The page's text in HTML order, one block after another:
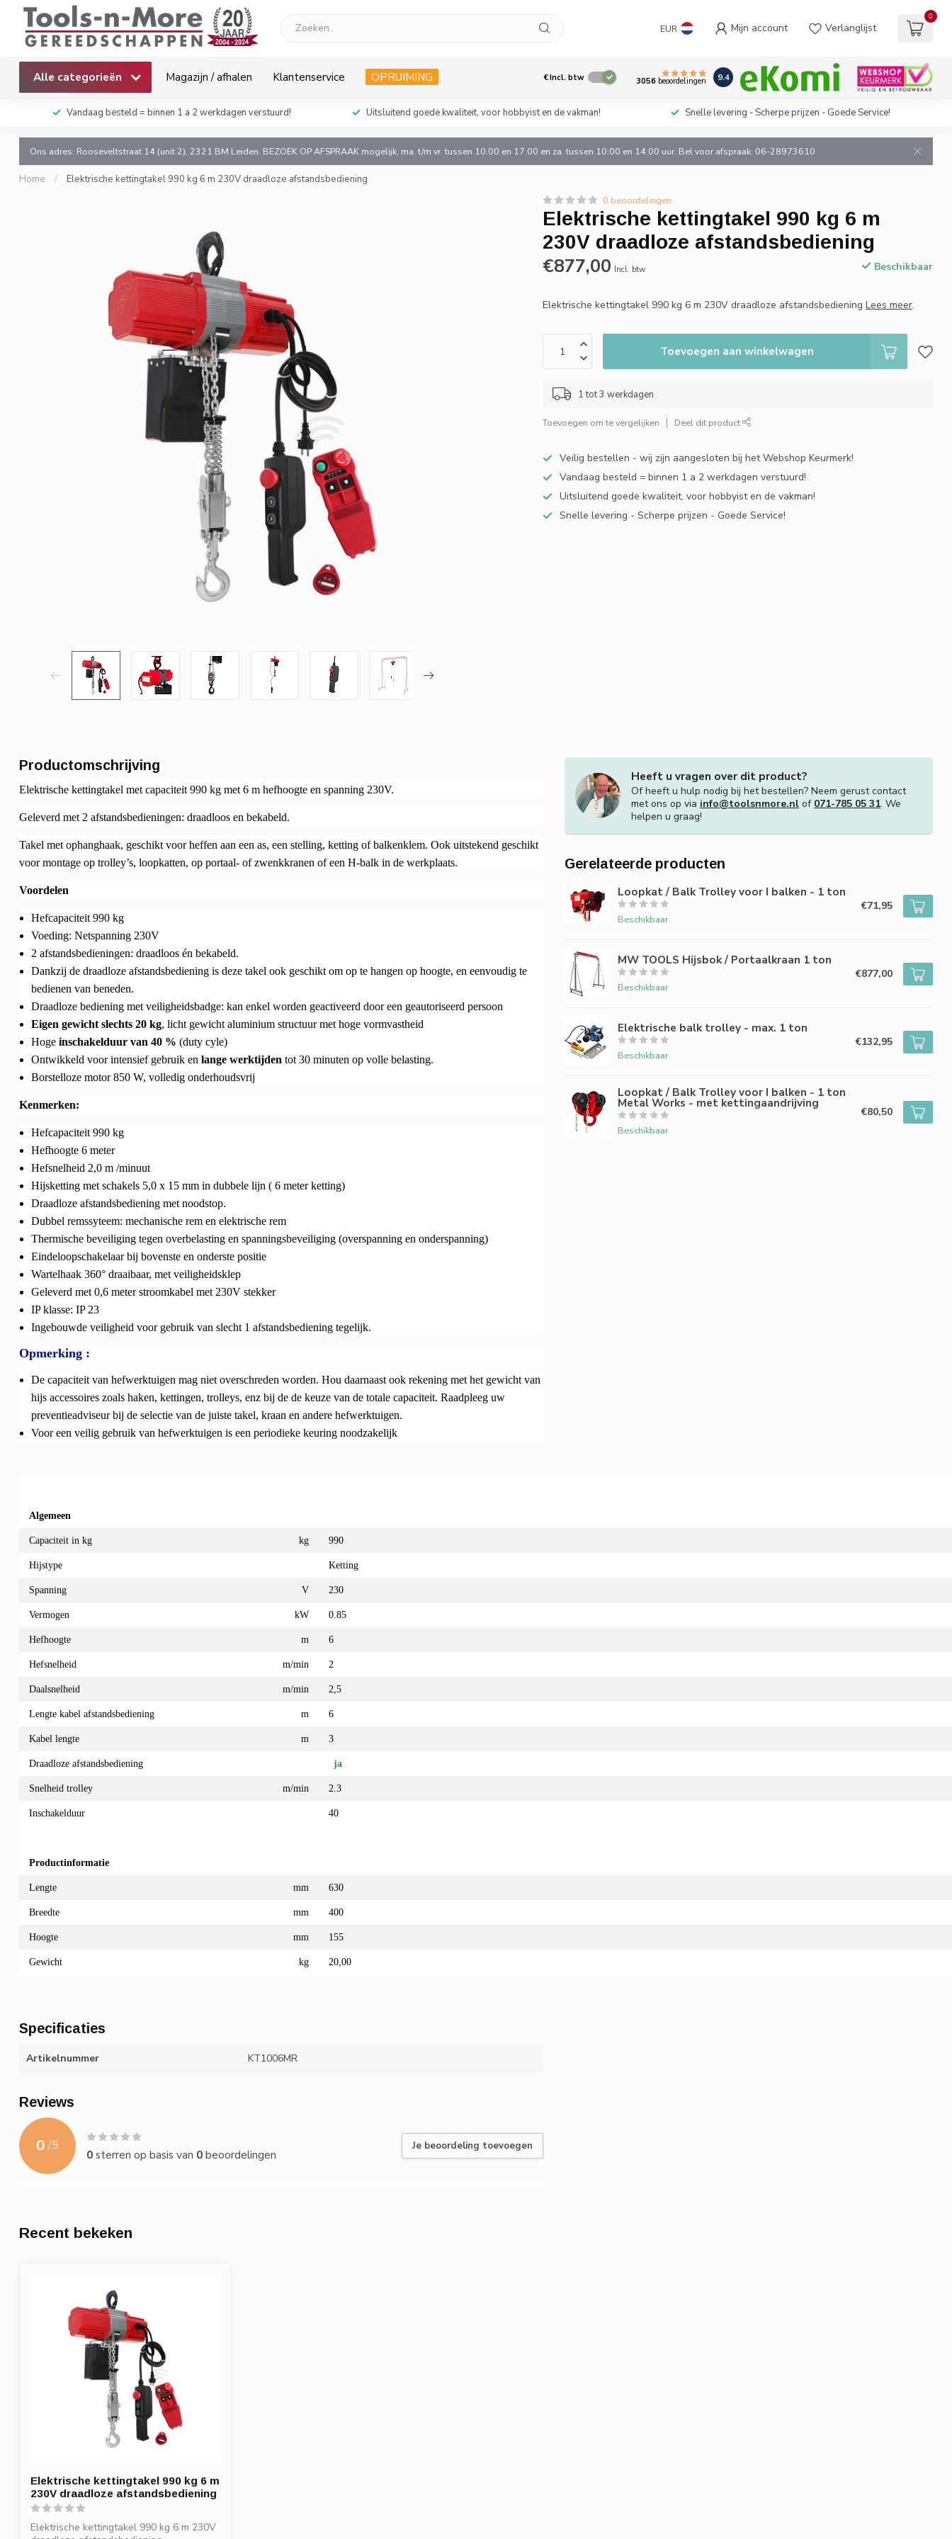
EUR Mijn account Verlanglijst
0
Alle categorieën Magazijn / afhalen Klantenservice OPRUIMING €Incl. btw 3056 beoordelingen 9.4
Vandaag besteld = binnen 1 a 2 werkdagen verstuurd! Uitsluitend goede kwaliteit, voor hobbyist en de vakman! Snelle levering - Scherpe prijzen - Goede Service!
Ons adres: Rooseveltstraat 14 (unit 2), 2321 BM Leiden. BEZOEK OP AFSPRAAK mogelijk, ma. t/m vr. tussen 10.00 en 17.00 en za. tussen 10:00 en 14:00 uur. Bel voor afspraak: 06-28973610
Home / Elektrische kettingtakel 990 kg 6 m 230V draadloze afstandsbediening
0 beoordelingen
Elektrische kettingtakel 990 kg 6 m
230V draadloze afstandsbediening
€877,00 Incl. btw Beschikbaar
Elektrische kettingtakel 990 kg 6 m 230V draadloze afstandsbedieningLees meer.
Toevoegen aan winkelwagen
1 tot 3 werkdagen
Toevoegen om te vergelijken Deel dit product
Veilig bestellen - wij zijn aangesloten bij het Webshop Keurmerk!
Vandaag besteld = binnen 1 a 2 werkdagen verstuurd!
Uitsluitend goede kwaliteit, voor hobbyist en de vakman!
Snelle levering - Scherpe prijzen - Goede Service!
Productomschrijving
Elektrische kettingtakel met capaciteit 990 kg met 6 m hefhoogte en spanning 230V.
Geleverd met 2 afstandsbedieningen: draadloos en bekabeld.
Takel met ophanghaak, geschikt voor heffen aan een as, een stelling, ketting of balkenklem. Ook uitstekend geschikt
voor montage op trolley’s, loopkatten, op portaal- of zwenkkranen of een H-balk in de werkplaats.
Voordelen
Hefcapaciteit 990 kg
Voeding: Netspanning 230V
2 afstandsbedieningen: draadloos én bekabeld.
Dankzij de draadloze afstandsbediening is deze takel ook geschikt om op te hangen op hoogte, en eenvoudig te
bedienen van beneden.
Draadloze bediening met veiligheidsbadge: kan enkel worden geactiveerd door een geautoriseerd persoon
Eigen gewicht slechts 20 kg, licht gewicht aluminium structuur met hoge vormvastheid
Hogeinschakelduur van 40 % (duty cyle)
Ontwikkeld voor intensief gebruik en lange werktijden tot 30 minuten op volle belasting.
Borstelloze motor 850 W, volledig onderhoudsvrij
Kenmerken:
Hefcapaciteit 990 kg
Hefhoogte 6 meter
Hefsnelheid 2,0 m /minuut
Hijsketting met schakels 5,0 x 15 mm in dubbele lijn ( 6 meter ketting)
Draadloze afstandsbediening met noodstop.
Dubbel remssyteem: mechanische rem en elektrische rem
Thermische beveiliging tegen overbelasting en spanningsbeveiliging (overspanning en onderspanning)
Eindeloopschakelaar bij bovenste en onderste positie
Wartelhaak 360° draaibaar, met veiligheidsklep
Geleverd met 0,6 meter stroomkabel met 230V stekker
IP klasse: IP 23
Ingebouwde veiligheid voor gebruik van slecht 1 afstandsbediening tegelijk.
Opmerking :
De capaciteit van hefwerktuigen mag niet overschreden worden. Hou daarnaast ook rekening met het gewicht van
hijs accessoires zoals haken, kettingen, trolleys, enz bij de de keuze van de totale capaciteit. Raadpleeg uw
preventieadviseur bij de selectie van de juiste takel, kraan en andere hefwerktuigen.
Voor een veilig gebruik van hefwerktuigen is een periodieke keuring noodzakelijk
Algemeen
Capaciteit in kg kg 990
Hijstype Ketting
Spanning V 230
Vermogen kW 0.85
Hefhoogte m 6
Hefsnelheid m/min 2
Daalsnelheid m/min 2,5
Lengte kabel afstandsbediening m 6
Kabel lengte m 3
Draadloze afstandsbediening ja
Snelheid trolley m/min 2.3
Inschakelduur 40
Productinformatie
Lengte mm 630
Breedte mm 400
Hoogte mm 155
Gewicht kg 20,00
Specificaties
Artikelnummer KT1006MR
Reviews
0 /5
0sterren op basis van 0beoordelingen
Je beoordeling toevoegen
Heeft u vragen over dit product?
Of heeft u hulp nodig bij het bestellen? Neem gerust contact
met ons op via info@toolsnmore.nl of 071-785 05 31. We
helpen u graag!
Gerelateerde producten
Loopkat / Balk Trolley voor I balken - 1 ton
Beschikbaar
€71,95
MW TOOLS Hijsbok / Portaalkraan 1 ton
Beschikbaar
€877,00
Elektrische balk trolley - max. 1 ton
Beschikbaar
€132,95
Loopkat / Balk Trolley voor I balken - 1 ton
Metal Works - met kettingaandrijving
Beschikbaar
€80,50
Recent bekeken
Elektrische kettingtakel 990 kg 6 m
230V draadloze afstandsbediening
Elektrische kettingtakel 990 kg 6 m 230V